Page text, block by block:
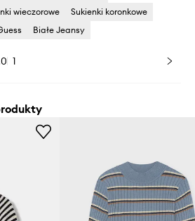
wieczorowe
Sukienki koronkowe
Białe Jeansy
1